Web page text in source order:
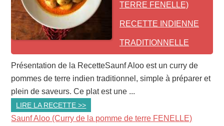
TERRE FENELLE)
RECETTE INDIENNE
TRADITIONNELLE
Présentation de la RecetteSaunf Aloo est un curry de
pommes de terre indien traditionnel, simple à préparer et
plein de saveurs. Ce plat est une ...
LIRE LA RECETTE >>
Saunf Aloo (Curry de la pomme de terre FENELLE)